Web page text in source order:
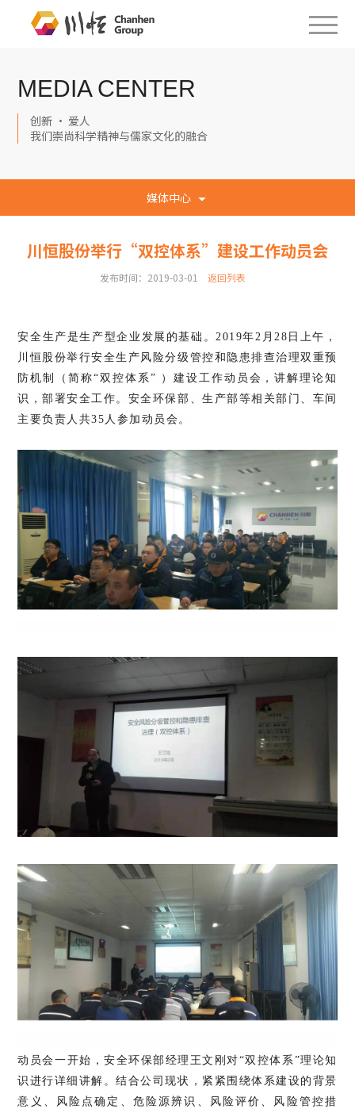
MEDIA CENTER
创新 · 爱人
我们崇尚科学精神与儒家文化的融合
媒体中心
川恒股份举行“双控体系”建设工作动员会
发布时间：2019-03-01 返回列表
安全生产是生产型企业发展的基础。2019年2月28日上午，
川恒股份举行安全生产风险分级管控和隐患排查治理双重预
防机制（简称“双控体系” ）建设工作动员会，讲解理论知
识，部署安全工作。安全环保部、生产部等相关部门、车间
主要负责人共35人参加动员会。
动员会一开始，安全环保部经理王文刚对“双控体系”理论知
识进行详细讲解。结合公司现状，紧紧围绕体系建设的背景
意义、风险点确定、危险源辨识、风险评价、风险管控措